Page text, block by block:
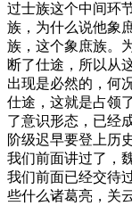
过士族这个中间环
族，为什么说他象
族，这个象庶族。
断了仕途，所以从
出现是必然的，何
仕途，这就是占领
了意识形态，已经
阶级迟早要登上历
我们前面讲过了，
我们前面已经交待
些什么诸葛亮，关